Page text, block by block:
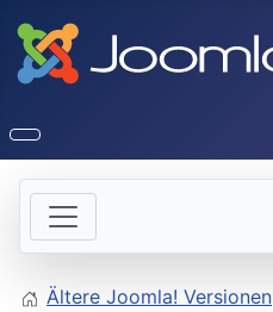
Ältere Joomla! Versionen